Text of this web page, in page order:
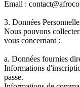
Email :
3. Données
Nous pouvons
vous concernant :
a. Données fournies
Informations
passe.